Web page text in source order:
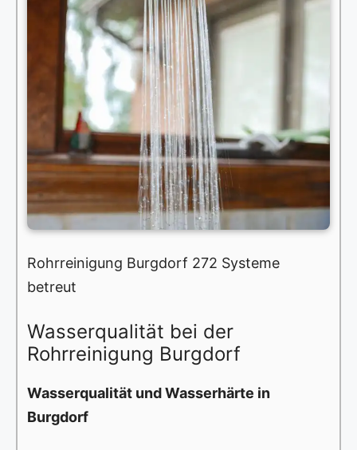
Rohrreinigung Burgdorf 272 Systeme
betreut
Wasserqualität bei der
Rohrreinigung Burgdorf
Wasserqualität und Wasserhärte in
Burgdorf